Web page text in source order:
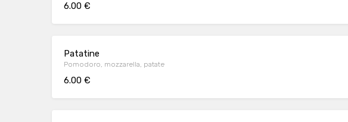
6.00 €
Patatine
Pomodoro, mozzarella, patate
6.00 €